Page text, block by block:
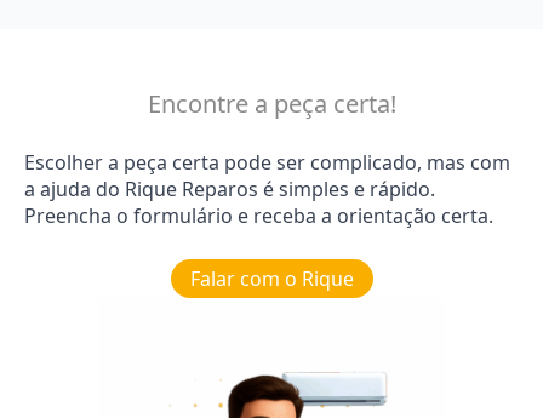
Encontre a peça certa!
Escolher a peça certa pode ser complicado, mas com
a ajuda do Rique Reparos é simples e rápido.
Preencha o formulário e receba a orientação certa.
Falar com o Rique